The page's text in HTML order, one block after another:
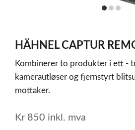
itemitemitem
of
3
HÄHNEL CAPTUR
Kombinerer to produkter i ett -
kamerautløser og fjernstyrt
mottaker.
Kr 850 inkl. mva